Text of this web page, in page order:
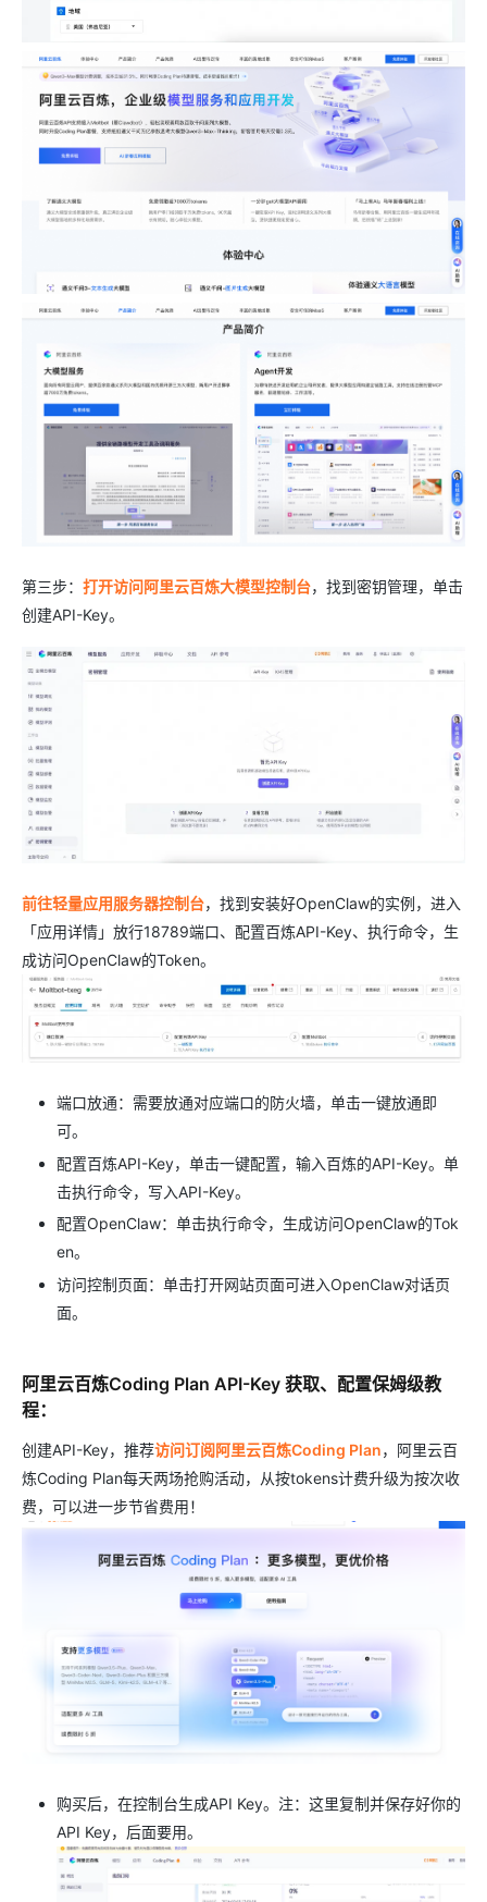
第三步： 打开访问阿里云百炼大模型控制台，找到密钥管理，单击
创建API-Key。
前往轻量应用服务器控制台，找到安装好OpenClaw的实例，进入
「应用详情」放行18789端口、配置百炼API-Key、执行命令，生
成访问OpenClaw的Token。
端口放通：需要放通对应端口的防火墙，单击一键放通即
可。
配置百炼API-Key，单击一键配置，输入百炼的API-Key。单
击执行命令，写入API-Key。
配置OpenClaw：单击执行命令，生成访问OpenClaw的Tok
en。
访问控制页面：单击打开网站页面可进入OpenClaw对话页
面。
阿里云百炼Coding Plan API-Key 获取、配置保姆级教
程：
创建API-Key，推荐访问订阅阿里云百炼Coding Plan，阿里云百
炼Coding Plan每天两场抢购活动，从按tokens计费升级为按次收
费，可以进一步节省费用！
购买后，在控制台生成API Key。注：这里复制并保存好你的
API Key，后面要用。